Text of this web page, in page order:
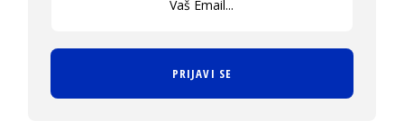
PRIJAVI SE